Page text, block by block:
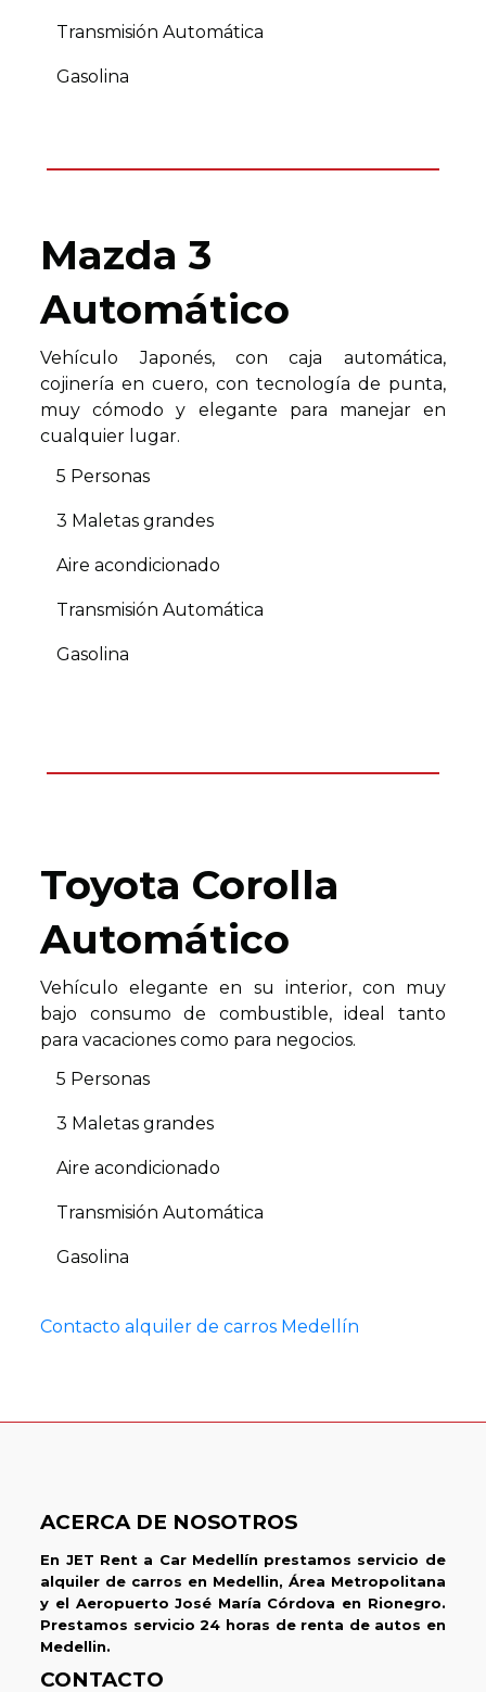
Transmisión Automática
Gasolina
Mazda 3
Automático
Vehículo Japonés, con caja automática,
cojinería en cuero, con tecnología de punta,
muy cómodo y elegante para manejar en
cualquier lugar.
5 Personas
3 Maletas grandes
Aire acondicionado
Transmisión Automática
Gasolina
Toyota Corolla
Automático
Vehículo elegante en su interior, con muy
bajo consumo de combustible, ideal tanto
para vacaciones como para negocios.
5 Personas
3 Maletas grandes
Aire acondicionado
Transmisión Automática
Gasolina
Contacto alquiler de carros Medellín
ACERCA DE NOSOTROS
En JET Rent a Car Medellín prestamos servicio de
alquiler de carros en Medellin, Área Metropolitana
y el Aeropuerto José María Córdova en Rionegro.
Prestamos servicio 24 horas de renta de autos en
Medellin.
CONTACTO